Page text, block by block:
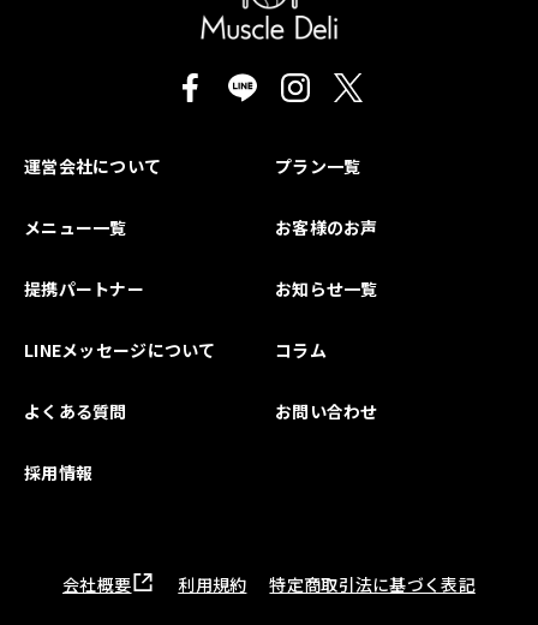
運営会社について プラン一覧
メニュー一覧 お客様のお声
提携パートナー お知らせ一覧
LINEメッセージについて コラム
よくある質問 お問い合わせ
採用情報
会社概要 利用規約 特定商取引法に基づく表記